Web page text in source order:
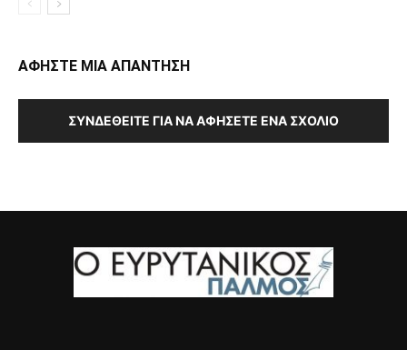
ΑΦΗΣΤΕ ΜΙΑ ΑΠΑΝΤΗΣΗ
ΣΥΝΔΕΘΕΊΤΕ ΓΙΑ ΝΑ ΑΦΉΣΕΤΕ ΈΝΑ ΣΧΌΛΙΟ